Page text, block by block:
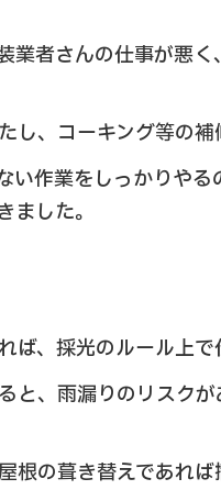
業者さんの仕事が悪
、コーキング等の補
作業をしっかりや
した。
、採光のルール上で
と、雨漏りのリスク
根の葺き替えであれ